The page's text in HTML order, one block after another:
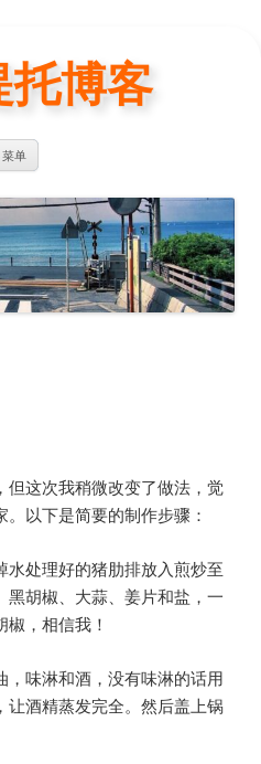
博客
菜单
但这次我稍微改变了做法，觉
以下是简要的制作步骤：
处理好的猪肋排放入煎炒至
黑胡椒、大蒜、姜片和盐，一
，相信我！
味淋和酒，没有味淋的话用
让酒精蒸发完全。然后盖上锅